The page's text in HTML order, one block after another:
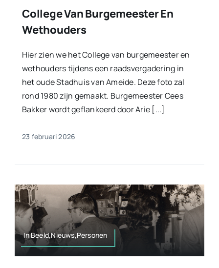
College Van Burgemeester En
Wethouders
Hier zien we het College van burgemeester en
wethouders tijdens een raadsvergadering in
het oude Stadhuis van Ameide. Deze foto zal
rond 1980 zijn gemaakt. Burgemeester Cees
Bakker wordt geflankeerd door Arie [...]
23 februari 2026
In Beeld,Nieuws,Personen